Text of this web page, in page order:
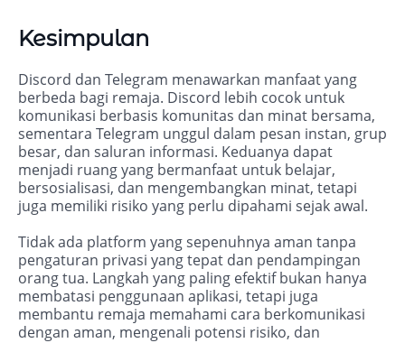
Kesimpulan
Discord dan Telegram menawarkan manfaat yang
berbeda bagi remaja. Discord lebih cocok untuk
komunikasi berbasis komunitas dan minat bersama,
sementara Telegram unggul dalam pesan instan, grup
besar, dan saluran informasi. Keduanya dapat
menjadi ruang yang bermanfaat untuk belajar,
bersosialisasi, dan mengembangkan minat, tetapi
juga memiliki risiko yang perlu dipahami sejak awal.
Tidak ada platform yang sepenuhnya aman tanpa
pengaturan privasi yang tepat dan pendampingan
orang tua. Langkah yang paling efektif bukan hanya
membatasi penggunaan aplikasi, tetapi juga
membantu remaja memahami cara berkomunikasi
dengan aman, mengenali potensi risiko, dan